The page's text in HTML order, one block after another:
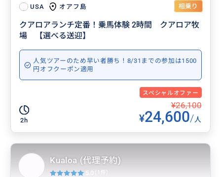
USA オアフ島 相乗り
クアロアランチ定番！乗馬体験 2時間 クアロア牧
場 【選べる送迎】
人気ツアーのため早い者勝ち！8/31までの参加は1500
円オフクーポン適用
スペシャルオファー
2h
¥26,100
¥24,600/人
Kualoa (代理予約)
5.0 (1件)